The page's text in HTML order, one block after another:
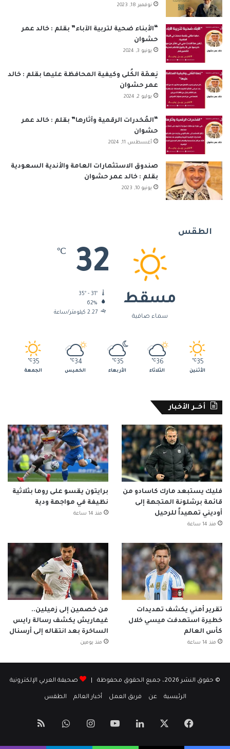
نوفمبر 18, 2023
“الأبناء ضحية لتربية الآباء” بقلم : خالد عمر
حشوان
يونيو 3, 2024
نِعمَة الكُلى وكيفية المحافظة عليها بقلم : خالد
عمر حشوان
يوليو 2, 2024
“المُخدرات الرقمية وآثارها” بقلم : خالد عمر
حشوان
أغسطس 11, 2024
صندوق الاستثمارات العامة والأندية السعودية
بقلم : خالد عمر حشوان
يونيو 10, 2023
الطقس
مسقط
سماء صافية
32
℃
62%
2.27 كيلومتر/ساعة
35
℃
الأثنين
36
℃
الثلاثاء
35
℃
الأربعاء
34
℃
الخميس
35
℃
الجمعة
أخــر الأخبار
فليك يستبعد مارك كاسادو من
قائمة برشلونة المتجهة إلى
أوديني تمهيداً للرحيل
منذ 14 ساعة
برايتون يقسو على روما بثلاثية
نظيفة في مواجهة ودية
منذ 14 ساعة
تقرير أمني يكشف تهديدات
خطيرة استهدفت ميسي خلال
كأس العالم
منذ 14 ساعة
من خصمين إلى زميلين..
غيماريش يكشف رسالة رايس
الساخرة بعد انتقاله إلى أرسنال
منذ يومين
© حقوق النشر 2026، جميع الحقوق محفوظة | صحيفة العربي الإلكترونية
الرئيسية عن فريق العمل أخبار العالم الطقس
فيسبوك لينكدإن‫YouTubeانستقرامواتسابملخص